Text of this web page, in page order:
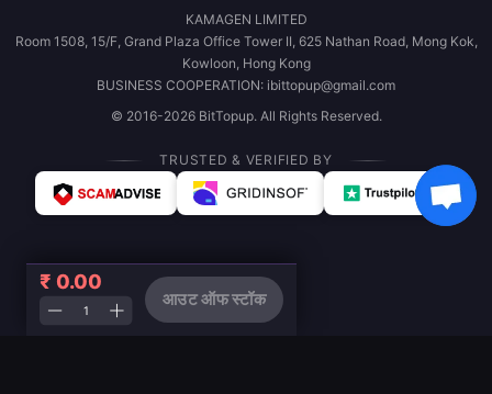
₹ 0.00
आउट ऑफ स्टॉक
KAMAGEN LIMITED
Room 1508, 15/F, Grand Plaza Office Tower II, 625 Nathan Road, Mong Kok,
Kowloon, Hong Kong
BUSINESS COOPERATION: ibittopup@gmail.com
© 2016-2026 BitTopup. All Rights Reserved.
TRUSTED & VERIFIED BY